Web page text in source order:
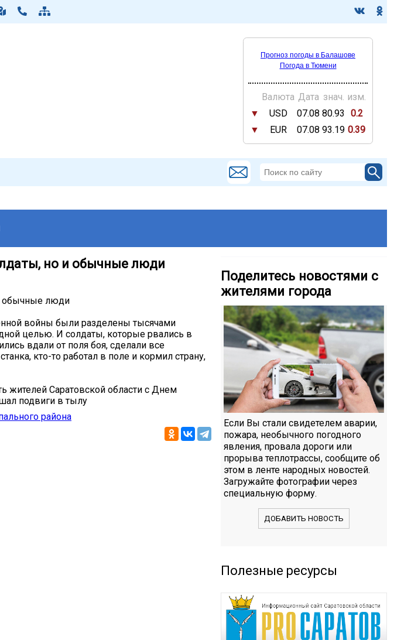
Прогноз погоды в Балашове
Погода в Тюмени
Валюта Дата знач. изм.
▼
USD 07.08 80.93
0.2
▼
EUR 07.08 93.19 0.39
но и обычные люди
обычные люди
войны были разделены тысячами
целью. И солдаты, которые рвались в
вдали от поля боя, сделали все
кто-то работал в поле и кормил страну,
жителей Саратовской области с Днем
подвиги в тылу
района
Поделитесь новостями с
жителями города
Если Вы стали свидетелем аварии,
пожара, необычного погодного
явления, провала дороги или
прорыва теплотрассы, сообщите об
этом в ленте народных новостей.
Загружайте фотографии через
специальную форму.
ДОБАВИТЬ НОВОСТЬ
Полезные ресурсы